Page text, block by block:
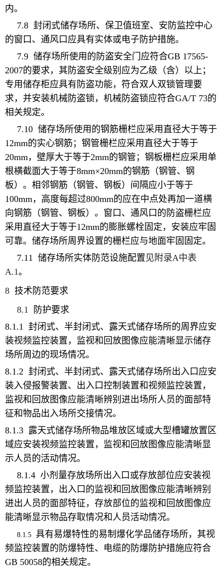
内。
7.8 封闭式储存场所、保卫值班室、安防监控中心
的窗口、通风口应具有实体或电子防护措施。
7.9 储存场所使用的防盗安全门应符合GB 17565-
2007的要求，其防盗安全级别应为乙级（含）以上；
专用储存柜应具有防盗功能，符合双人双锁管理要
求，并安装机械防盗锁，机械防盗锁应符合GA/T 73的
相关规定。
7.10 储存场所使用的钢筋栅栏应采用直径大于等于
12mm的实心钢筋；钢管栅栏应采用直径大于等于
20mm，壁厚大于等于2mm的钢管；钢板栅栏应采用单
根横截面大于等于8mm×20mm的钢筋（钢管、钢
板）。相邻钢筋（钢管、钢板）间隔应小于等于
100mm，高度每超过800mm的应在中点处再加一道横
向钢筋（钢管、钢板）。窗口、通风口的防盗栅栏应
采用直径大于等于12mm的膨胀螺栓固定，安装应牢固
可靠。 储存场所周界设置的栅栏应与地面牢固固定。
7.11 储存场所实体防范设施配置 见附录A中表
A.1。
8 技术防范要求
8.1
防护要求
8.1.1 封闭式、半封闭式、露天式储存场所的周界应安
装视频监控装置， 监视和回放图像应能清晰显示储存
场所周边的现场情况。
8.1.2 封闭式、半封闭式、露天式储存场所出入口 应安
装入侵报警装置、出入口控制装置和视频监控装置，
监视和回放图像应能清晰辨别进出场所人员的面部特
征和物品出入场所交接情况。
8.1.3 露天式储存场所物品堆放区域或大型槽罐放置区
域应安装视频监控装置，监视和回放图像应能清晰显
示人员的活动情况。
8.1.4 小剂量存放场所出入口或存放部位应安装视
频监控装置， 出入口的监视和回放图像应能清晰辨别
进出人员的面部特征， 存放部位的监视和回放图像应
能清晰显示物品存取情况和 人员活动情况。
8.1.5
具有易爆特性的易制爆化学品储存场所，其视
频监控装置的防爆特性、电缆的防爆防护措施应符合
GB 50058的相关规定。